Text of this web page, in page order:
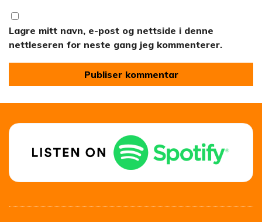
Lagre mitt navn, e-post og nettside i denne
nettleseren for neste gang jeg kommenterer.